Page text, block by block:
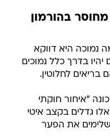
בהורמון
נמוכה היא דווקא
יהיו בדרך כלל נמוכים
לחלוטין.
"איחור חוקתי
גדלים בקצב איטי
את הפער